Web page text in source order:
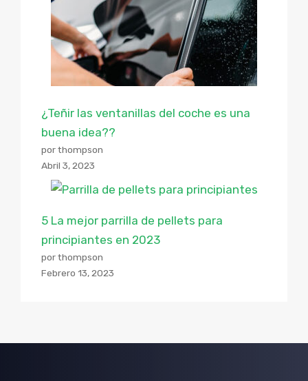
¿Teñir las ventanillas del coche es una
buena idea??
por thompson
Abril 3, 2023
5 La mejor parrilla de pellets para
principiantes en 2023
por thompson
Febrero 13, 2023